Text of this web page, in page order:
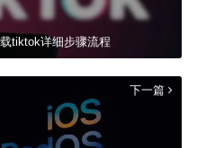
tiktok详细步骤流程
下一篇